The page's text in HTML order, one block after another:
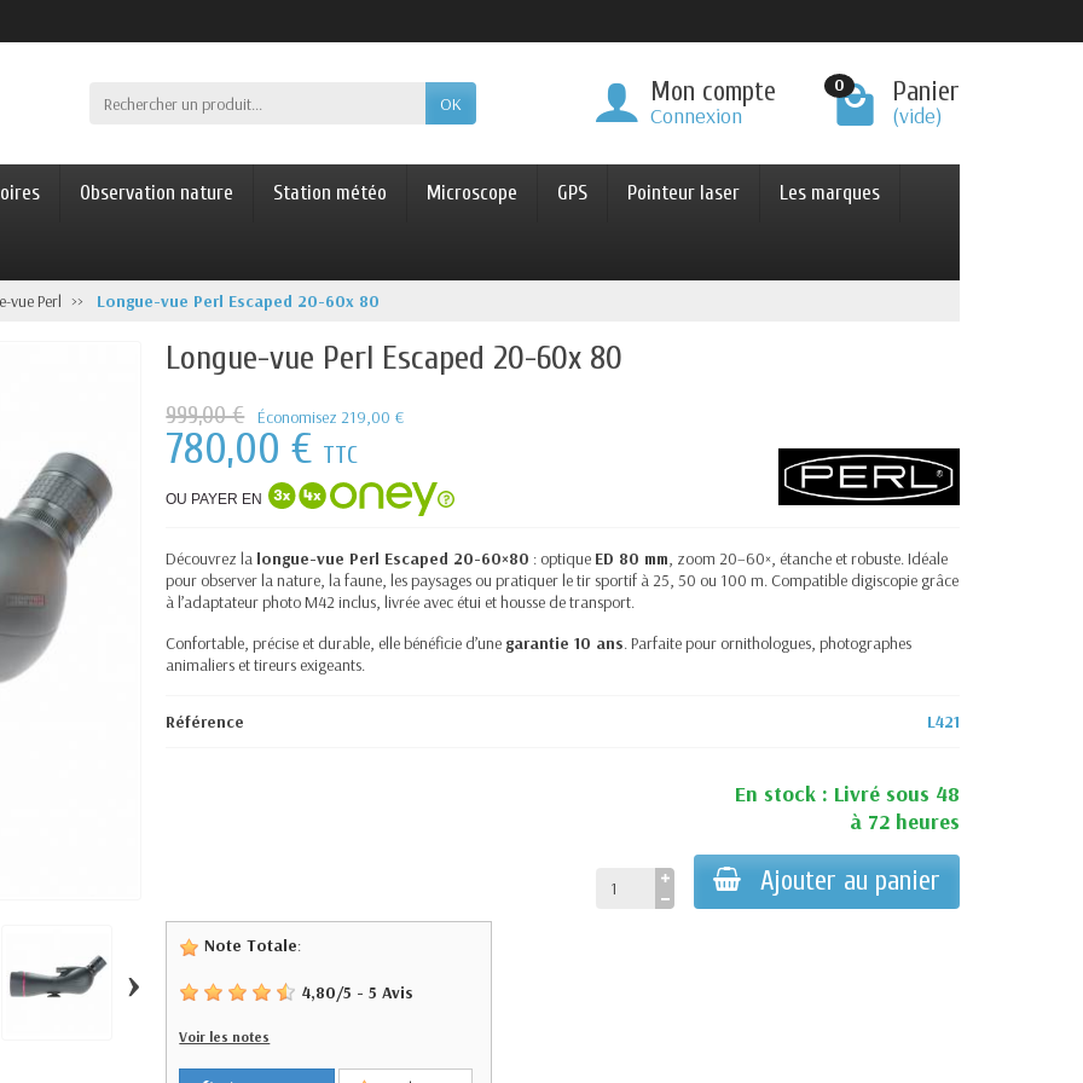
OK Mon compte
Connexion
0 Panier
(vide)
Observation nature Station météo Microscope GPS Pointeur laser Les marques
vue Perl Longue-vue Perl Escaped 20-60x 80
›
Longue-vue Perl Escaped 20-60x 80
999,00 € Économisez 219,00 €
780,00 € TTC
OU PAYER EN
Découvrez la longue-vue Perl Escaped 20-60×80 : optique ED 80 mm, zoom 20–60×, étanche et robuste. Idéale
pour observer la nature, la faune, les paysages ou pratiquer le tir sportif à 25, 50 ou 100 m. Compatible digiscopie grâce
à l’adaptateur photo M42 inclus, livrée avec étui et housse de transport.
Confortable, précise et durable, elle bénéficie d’une garantie 10 ans. Parfaite pour ornithologues, photographes
animaliers et tireurs exigeants.
Référence L421
En stock : Livré sous 48
à 72 heures
Ajouter au panier
Note Totale:
4,80/5 -5 Avis
Voir les notes